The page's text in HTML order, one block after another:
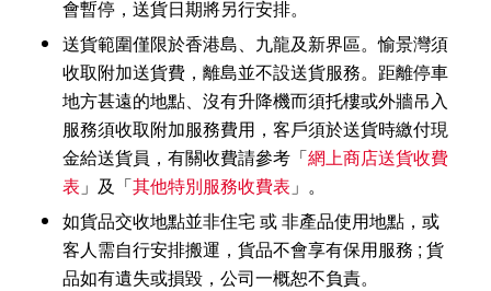
會暫停，送貨日期將另行安排。
送貨範圍僅限於香港島、九龍及新界區。愉景灣須
收取附加送貨費，離島並不設送貨服務。距離停車
地方甚遠的地點、沒有升降機而須托樓或外牆吊入
服務須收取附加服務費用，客戶須於送貨時繳付現
金給送貨員，有關收費請參考「網上商店送貨收費
表 」及「其他特別服務收費表 」。
如貨品交收地點並非住宅 或 非產品使用地點，或
客人需自行安排搬運，貨品不會享有保用服務 ; 貨
品如有遺失或損毀，公司一概恕不負責。